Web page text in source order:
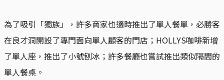
為了吸引「獨族」，許多商家也適時推出了單人餐單，必勝客
在良才洞開設了專門面向單人顧客的門店；HOLLYS咖啡新增
了單人座，推出了小號刨冰；許多餐廳也嘗試推出類似隔間的
單人餐桌。